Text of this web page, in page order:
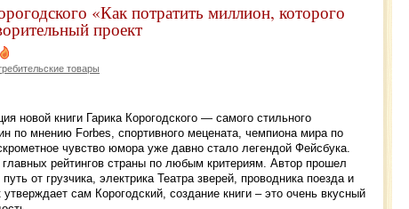
«Как потратить миллион, которого
проект
товары
новой книги Гарика Корогодского — самого стильного
по мнению Forbes, спортивного мецената, чемпиона мира по
чувство юмора уже давно стало легендой Фейсбука.
рейтингов страны по любым критериям. Автор прошел
от грузчика, электрика Театра зверей, проводника поезда и
сам Корогодский, создание книги – это очень вкусный